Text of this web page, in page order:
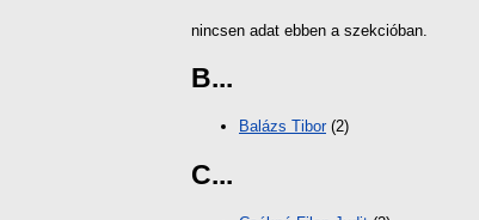
nincsen adat ebben a szekcióban.
B...
Balázs Tibor(2)
C...